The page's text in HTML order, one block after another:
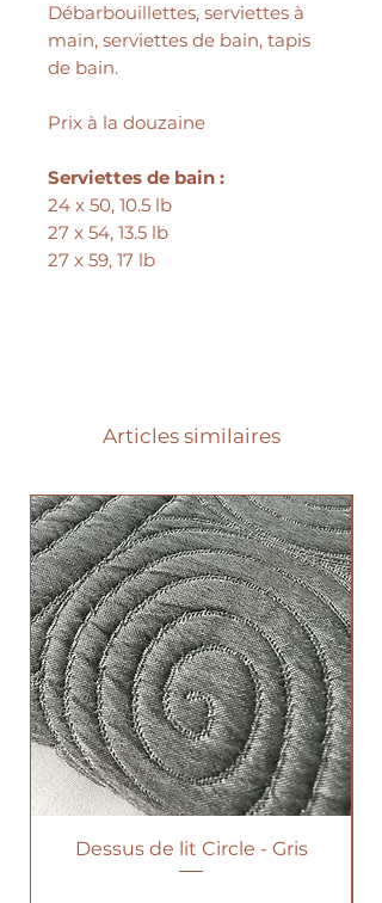
Débarbouillettes, serviettes à
main, serviettes de bain, tapis
de bain.
Prix à la douzaine
Serviettes de bain :
24 x 50, 10.5 lb
27 x 54, 13.5 lb
27 x 59, 17 lb
Articles similaires
Dessus de lit Circle - Gris